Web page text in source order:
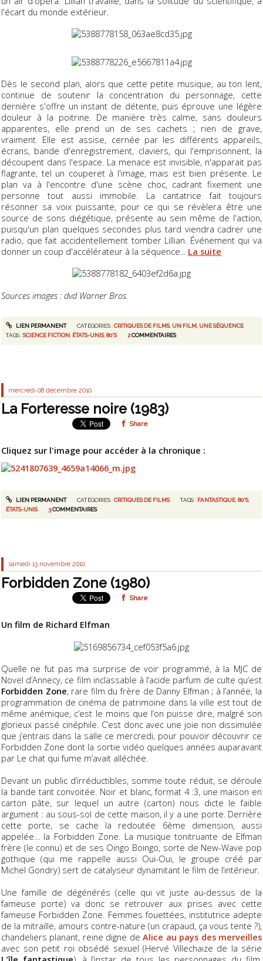
l'écart du monde extérieur.
Dès le second plan, alors que cette petite musique, au ton lent,
continue de soutenir la concentration du personnage, cette
dernière s'offre un instant de détente, puis éprouve une légère
douleur à la poitrine. De manière très calme, sans douleurs
apparentes, elle prend un de ses cachets ; rien de grave,
vraiment. Elle est assise, cernée par les différents appareils,
écrans, bande d'enregistrement, claviers, qui l'emprisonnent, la
découpent dans l'espace. La menace est invisible, n'apparait pas
flagrante, tel un couperet à l'image, mais est bien présente. Le
plan va à l'encontre d'une scène choc, cadrant fixement une
personne tout aussi immobile. La cantatrice fait toujours
résonner sa voix puissante, pour ce qui se révèlera être une
source de sons diégétique, présente au sein même de l'action,
puisqu'un plan quelques secondes plus tard viendra cadrer une
radio, que fait accidentellement tomber Lillian. Événement qui va
donner un coup d'accélérateur à la séquence... La suite
Sources images : dvd Warner Bros.
LIEN PERMANENT CATÉGORIES :CRITIQUES DE FILMS, UN FILM, UNE SÉQUENCE
TAGS :SCIENCE FICTION, ÉTATS-UNIS,80'S 2COMMENTAIRES
mercredi 08 décembre 2010
La Forteresse noire (1983)
Share
Cliquez sur l'image pour accéder à la chronique :
LIEN PERMANENT CATÉGORIES :CRITIQUES DE FILMS TAGS : FANTASTIQUE ,80'S,
ÉTATS-UNIS
3COMMENTAIRES
samedi 13 novembre 2010
Forbidden Zone (1980)
Share
Un film de Richard Elfman
Quelle ne fut pas ma surprise de voir programmé, à la MJC de
Novel d’Annecy, ce film inclassable à l’acide parfum de culte qu’est
Forbidden Zone, rare film du frère de Danny Elfman ; à l’année, la
programmation de cinéma de patrimoine dans la ville est tout de
même anémique, c’est le moins que l’on puisse dire, malgré son
glorieux passé cinéphile. C’est donc avec une joie non dissimulée
que j’entrais dans la salle ce mercredi, pour pouvoir découvrir ce
Forbidden Zone dont la sortie vidéo quelques années auparavant
par Le chat qui fume m’avait alléchée.
Devant un public d’irréductibles, somme toute réduit, se déroule
la bande tant convoitée. Noir et blanc, format 4 :3, une maison en
carton pâte, sur lequel un autre (carton) nous dicte le faible
argument : au sous-sol de cette maison, il y a une porte. Derrière
cette porte, se cache la redoutée 6ème dimension, aussi
appelée… la Forbidden Zone. La musique tonitruante de Elfman
frère (le connu) et de ses Oingo Boingo, sorte de New-Wave pop
gothique (qui me rappelle aussi Oui-Oui, le groupe créé par
Michel Gondry) sert de catalyseur dynamitant le film de l’intérieur.
Une famille de dégénérés (celle qui vit juste au-dessus de la
fameuse porte) va donc se retrouver aux prises avec cette
fameuse Forbidden Zone. Femmes fouettées, institutrice adepte
de la mitraille, amours contre-nature (un crapaud, ça vous tente ?),
chandeliers planant, reine digne deAlice au pays des merveilles
avec son petit roi obsédé sexuel (Hervé Villechaize de la série